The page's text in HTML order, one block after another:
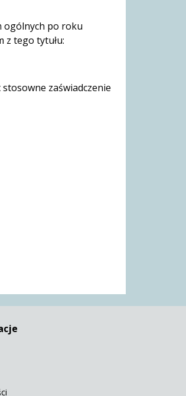
ogólnych po roku
z tego tytułu:
zaświadczenie